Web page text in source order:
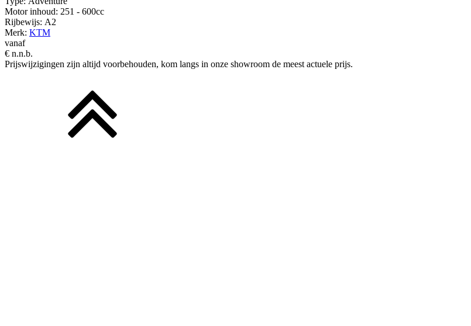
Motor inhoud: 251 - 600cc
Rijbewijs: A2
Merk: KTM
vanaf
€ n.n.b.
Prijswijzigingen zijn altijd voorbehouden, kom langs in onze showroom de meest actuele prijs.